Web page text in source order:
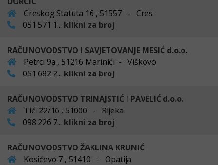
Creskog Statuta 16 , 51557 - Cres
051 571 1... klikni za broj
RAČUNOVODSTVO I SAVJETOVANJE MESIĆ d.o.o.
Petrci 9a , 51216 Marinići - Viškovo
051 682 2... klikni za broj
RAČUNOVODSTVO TRINAJSTIĆ I PAVELIĆ d.o.o.
Tići 22/16 , 51000 - Rijeka
098 226 7... klikni za broj
RAČUNOVODSTVO ŽAKLINA KRUNIĆ
Kosićevo 7 , 51410 - Opatija